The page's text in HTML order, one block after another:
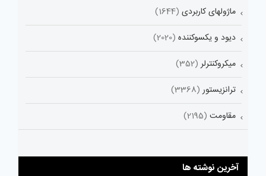
ماژولهای کاربردی (1644)
دیود و یکسوکننده (2020)
میکروکنترلر (352)
ترانزیستور (3368)
مقاومت (2195)
آخرین نوشته ها